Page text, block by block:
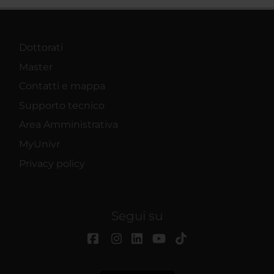
Dottorati
Master
Contatti e mappa
Supporto tecnico
Area Amministrativa
MyUnivr
Privacy policy
Segui su